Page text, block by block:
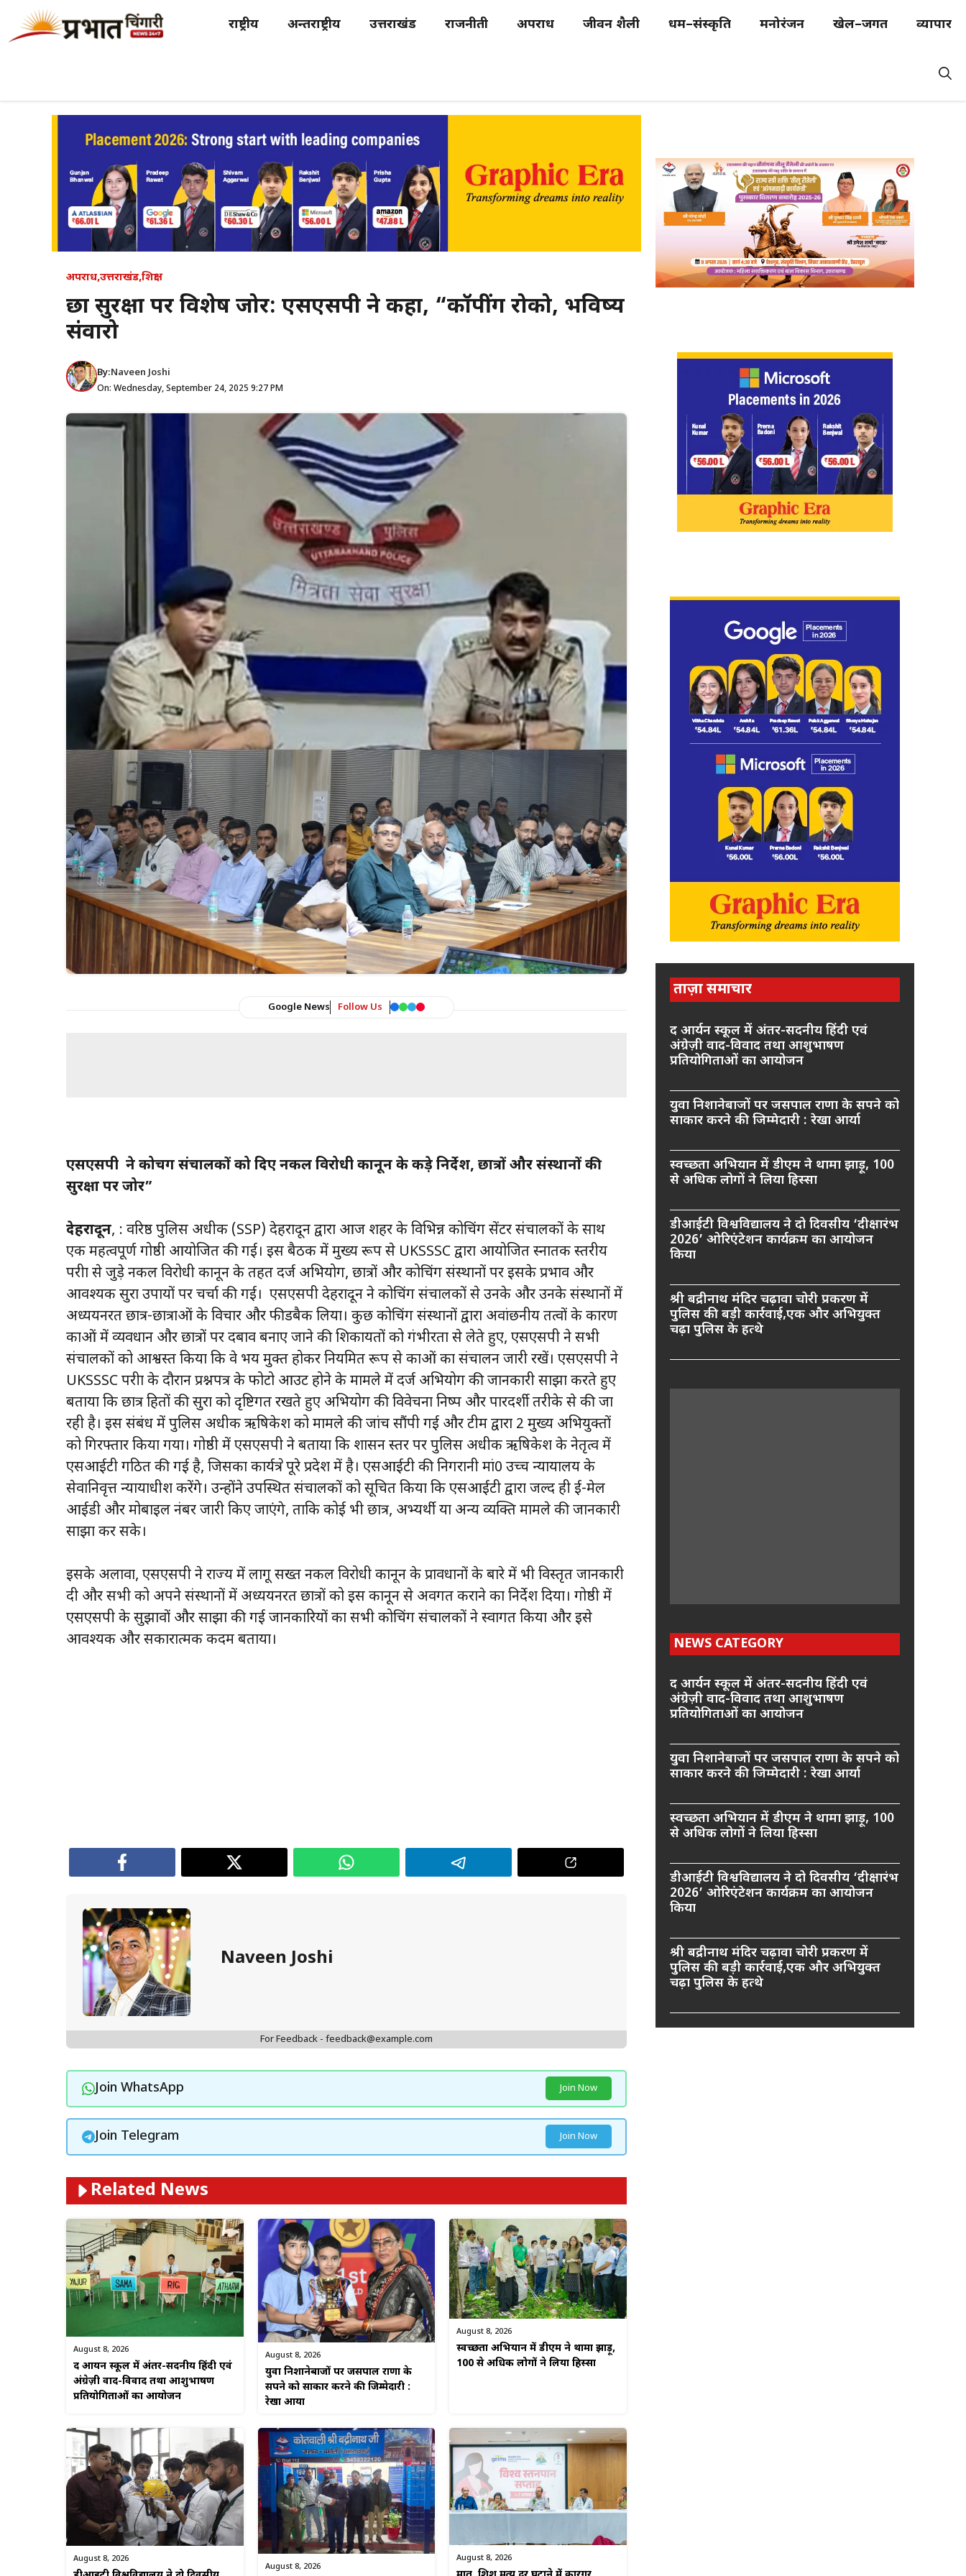
राष्ट्रीय अन्तर्राष्ट्रीय उत्तराखंड राजनीती अपराध जीवन शैली धर्म–संस्कृति मनोरंजन खेल–जगत व्यापार
अपराध,उत्तराखंड,शिक्षा
छात्र सुरक्षा पर विशेष जोर: एसएसपी ने कहा, “कॉपींग रोको, भविष्य
संवारो
By:Naveen Joshi
On: Wednesday, September 24, 2025 9:27 PM
Google News Follow Us
एसएसपी ने कोचिंग संचालकों को दिए नकल विरोधी कानून के कड़े निर्देश, छात्रों और संस्थानों की
सुरक्षा पर जोर”
देहरादून, : वरिष्ठ पुलिस अधीक्षक (SSP) देहरादून द्वारा आज शहर के विभिन्न कोचिंग सेंटर संचालकों के साथ
एक महत्वपूर्ण गोष्ठी आयोजित की गई। इस बैठक में मुख्य रूप से UKSSSC द्वारा आयोजित स्नातक स्तरीय
परीक्षा से जुड़े नकल विरोधी कानून के तहत दर्ज अभियोग, छात्रों और कोचिंग संस्थानों पर इसके प्रभाव और
आवश्यक सुरक्षा उपायों पर चर्चा की गई। एसएसपी देहरादून ने कोचिंग संचालकों से उनके और उनके संस्थानों में
अध्ययनरत छात्र-छात्राओं के विचार और फीडबैक लिया। कुछ कोचिंग संस्थानों द्वारा अवांछनीय तत्वों के कारण
कक्षाओं में व्यवधान और छात्रों पर दबाव बनाए जाने की शिकायतों को गंभीरता से लेते हुए, एसएसपी ने सभी
संचालकों को आश्वस्त किया कि वे भय मुक्त होकर नियमित रूप से कक्षाओं का संचालन जारी रखें। एसएसपी ने
UKSSSC परीक्षा के दौरान प्रश्नपत्र के फोटो आउट होने के मामले में दर्ज अभियोग की जानकारी साझा करते हुए
बताया कि छात्र हितों की सुरक्षा को दृष्टिगत रखते हुए अभियोग की विवेचना निष्पक्ष और पारदर्शी तरीके से की जा
रही है। इस संबंध में पुलिस अधीक्षक ऋषिकेश को मामले की जांच सौंपी गई और टीम द्वारा 2 मुख्य अभियुक्तों
को गिरफ्तार किया गया। गोष्ठी में एसएसपी ने बताया कि शासन स्तर पर पुलिस अधीक्षक ऋषिकेश के नेतृत्व में
एसआईटी गठित की गई है, जिसका कार्यक्षेत्र पूरे प्रदेश में है। एसआईटी की निगरानी मां0 उच्च न्यायालय के
सेवानिवृत्त न्यायाधीश करेंगे। उन्होंने उपस्थित संचालकों को सूचित किया कि एसआईटी द्वारा जल्द ही ई-मेल
आईडी और मोबाइल नंबर जारी किए जाएंगे, ताकि कोई भी छात्र, अभ्यर्थी या अन्य व्यक्ति मामले की जानकारी
साझा कर सके।
इसके अलावा, एसएसपी ने राज्य में लागू सख्त नकल विरोधी कानून के प्रावधानों के बारे में भी विस्तृत जानकारी
दी और सभी को अपने संस्थानों में अध्ययनरत छात्रों को इस कानून से अवगत कराने का निर्देश दिया। गोष्ठी में
एसएसपी के सुझावों और साझा की गई जानकारियों का सभी कोचिंग संचालकों ने स्वागत किया और इसे
आवश्यक और सकारात्मक कदम बताया।
Naveen Joshi
For Feedback - feedback@example.com
Join WhatsApp Join Now
Join Telegram Join Now
Related News
August 8, 2026
द आर्यन स्कूल में अंतर-सदनीय हिंदी एवं
अंग्रेज़ी वाद-विवाद तथा आशुभाषण
प्रतियोगिताओं का आयोजन
August 8, 2026
युवा निशानेबाजों पर जसपाल राणा के
सपने को साकार करने की जिम्मेदारी :
रेखा आर्या
August 8, 2026
स्वच्छता अभियान में डीएम ने थामा झाड़ू,
100 से अधिक लोगों ने लिया हिस्सा
August 8, 2026
August 8, 2026
August 8, 2026
ताज़ा समाचार
द आर्यन स्कूल में अंतर-सदनीय हिंदी एवं
अंग्रेज़ी वाद-विवाद तथा आशुभाषण
प्रतियोगिताओं का आयोजन
युवा निशानेबाजों पर जसपाल राणा के सपने को
साकार करने की जिम्मेदारी : रेखा आर्या
स्वच्छता अभियान में डीएम ने थामा झाड़ू, 100
से अधिक लोगों ने लिया हिस्सा
डीआईटी विश्वविद्यालय ने दो दिवसीय ‘दीक्षारंभ
2026’ ओरिएंटेशन कार्यक्रम का आयोजन
किया
श्री बद्रीनाथ मंदिर चढ़ावा चोरी प्रकरण में
पुलिस की बड़ी कार्रवाई,एक और अभियुक्त
चढ़ा पुलिस के हत्थे
NEWS CATEGORY
द आर्यन स्कूल में अंतर-सदनीय हिंदी एवं
अंग्रेज़ी वाद-विवाद तथा आशुभाषण
प्रतियोगिताओं का आयोजन
युवा निशानेबाजों पर जसपाल राणा के सपने को
साकार करने की जिम्मेदारी : रेखा आर्या
स्वच्छता अभियान में डीएम ने थामा झाड़ू, 100
से अधिक लोगों ने लिया हिस्सा
डीआईटी विश्वविद्यालय ने दो दिवसीय ‘दीक्षारंभ
2026’ ओरिएंटेशन कार्यक्रम का आयोजन
किया
श्री बद्रीनाथ मंदिर चढ़ावा चोरी प्रकरण में
पुलिस की बड़ी कार्रवाई,एक और अभियुक्त
चढ़ा पुलिस के हत्थे